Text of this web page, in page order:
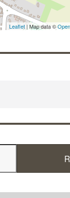
Leaflet | Map data ©